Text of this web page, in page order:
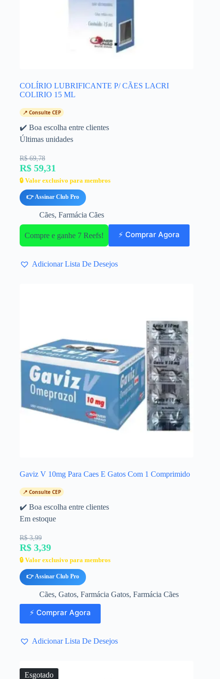
COLÍRIO LUBRIFICANTE P/ CÃES LACRI
COLIRIO 15 ML
📍 Consulte CEP
✔️ Boa escolha entre clientes
Últimas unidades
R$ 69,78
R$ 59,31
🔒 Valor exclusivo para membros
👉 Assinar Club Pro
Cães, Farmácia Cães
Compre e ganhe 7 Reefs! ⚡ Comprar Agora
Adicionar Lista De Desejos
Gaviz V 10mg Para Caes E Gatos Com 1 Comprimido
📍 Consulte CEP
✔️ Boa escolha entre clientes
Em estoque
R$ 3,99
R$ 3,39
🔒 Valor exclusivo para membros
👉 Assinar Club Pro
Cães, Gatos, Farmácia Gatos, Farmácia Cães
⚡ Comprar Agora
Adicionar Lista De Desejos
Esgotado